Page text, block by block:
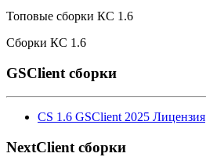
Топовые сборки КС 1.6
Сборки КС 1.6
GSClient сборки
CS 1.6 GSClient 2025 Лицензия
NextClient сборки